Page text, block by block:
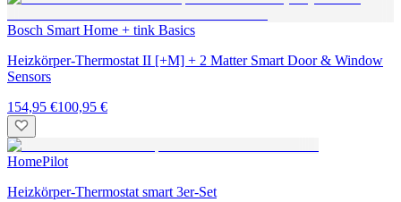
Bosch Smart Home + tink Basics
Heizkörper-Thermostat II [+M] + 2 Matter Smart Door & Window
Sensors
154,95 €100,95 €
HomePilot
Heizkörper-Thermostat smart 3er-Set